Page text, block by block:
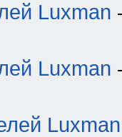
Luxman
Luxman
Luxman